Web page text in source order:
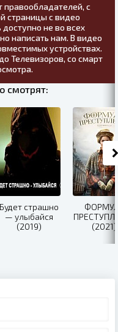
с
страницы с видео
не во всех
написать нам. В видео
устройствах.
Телевизоров, со смарт
смотрят:
Будет страшно
— улыбайся
(2019)
(2021)